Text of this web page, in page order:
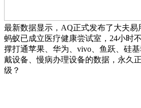
最新数据显示，AQ正式发布了大夫易
蚂蚁已成立医疗健康尝试室，24小时
撑打通苹果、华为、vivo、鱼跃、硅
戴设备、慢病办理设备的数据，永久
级？